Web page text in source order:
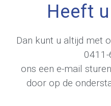
Heeft
Dan kunt u altijd met
ons een e-mail
door op de